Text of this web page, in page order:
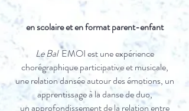
en scolaire et en format parent-enfant
Le BalEMOI est une expérience
chorégraphique participative et musicale,
une relation dansée autour des émotions, un
apprentissage à la danse de duo,
un approfondissement de la relation entre